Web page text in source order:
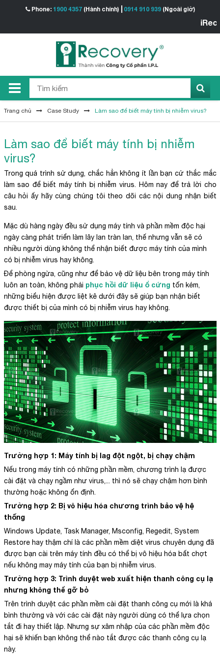
Phone: 1900 4357(Hành chính) 0914 910 939(Ngoài giờ)
Trang chủ Case Study Làm sao để biết máy tính bị nhiễm virus?
Làm sao để biết máy tính bị nhiễm
virus?
Trong quá trình sử dụng, chắc hẳn không ít lần bạn cứ thắc mắc
làm sao để biết máy tính bị nhiễm virus. Hôm nay để trả lời cho
câu hỏi ấy hãy cùng chúng tôi theo dõi các nội dung nhận biết
sau.
Mặc dù hàng ngày đều sử dụng máy tính và phần mềm độc hại
ngày càng phát triển làm lây lan tràn lan, thế nhưng vẫn sẽ có
nhiều người dùng không thể nhận biết được máy tính của mình
có bị nhiễm virus hay không.
Để phòng ngừa, cũng như để bảo vệ dữ liệu bên trong máy tính
luôn an toàn, không phải phục hồi dữ liệu ổ cứng tốn kém,
những biểu hiện được liệt kê dưới đây sẽ giúp bạn nhận biết
được thiết bị của mình có bị nhiễm virus hay không.
Trường hợp 1: Máy tính bị lag đột ngột, bị chạy chậm
Nếu trong máy tính có những phần mềm, chương trình lạ được
cài đặt và chạy ngầm như virus,... thì nó sẽ chạy chậm hơn bình
thường hoặc không ổn định.
Trường hợp 2: Bị vô hiệu hóa chương trình bảo vệ hệ
thống
Windows Update, Task Manager, Msconfig, Regedit, System
Restore hay thậm chí là các phần mềm diệt virus chuyên dụng đã
được bạn cài trên máy tính đều có thể bị vô hiệu hóa bất chợt
nếu không may máy tính của bạn bị nhiễm virus.
Trường hợp 3: Trình duyệt web xuất hiện thanh công cụ lạ
nhưng không thể gỡ bỏ
Trên trình duyệt các phần mềm cài đặt thanh công cụ mới là khá
bình thường và với các cài đặt này người dùng có thể lựa chọn
tắt đi hay thiết lập. Nhưng sự xâm nhập của các phần mềm độc
hại sẽ khiến bạn không thể nào tắt được các thanh công cụ lạ
này.